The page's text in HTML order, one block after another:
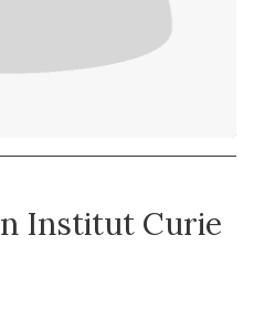
Institut Curie